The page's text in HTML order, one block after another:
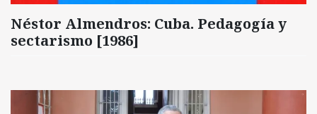
Néstor Almendros: Cuba. Pedagogía y
sectarismo [1986]